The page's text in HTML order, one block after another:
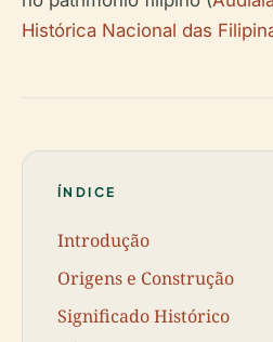
Histórica Nacional das
ÍNDICE
Introdução
Origens e Construção
Significado Histórico